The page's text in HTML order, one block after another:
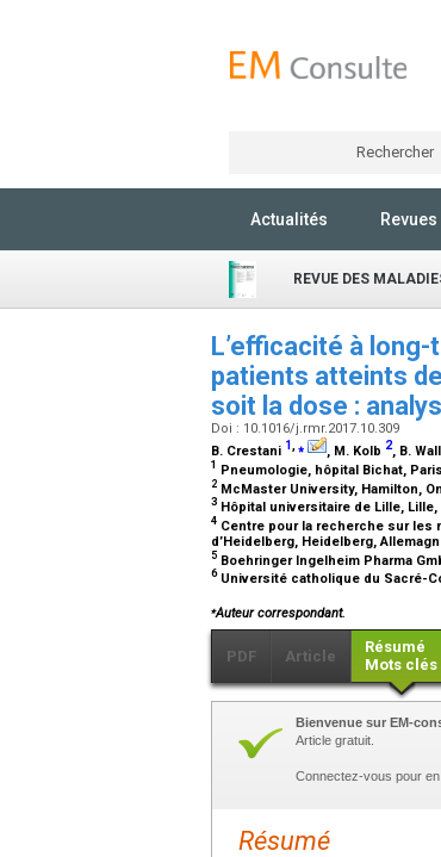
Rechercher
Actualités Revues
REVUE DES
L’efficacité à
patients atteints
soit la dose :
Doi : 10.1016/j.rmr.2017.10.309
B. Crestani 1,⁎ , M. Kolb 2, B.
1 Pneumologie, hôpital Bichat,
2 McMaster University, Hamilton,
3 Hôpital universitaire de Lille, Lille,
4 Centre pour la recherche sur
d’Heidelberg, Heidelberg,
5 Boehringer Ingelheim Pharma
6Université catholique du Sacré-
⁎Auteur correspondant.
PDF Article
Résumé
Mots clés
Bienvenue sur EM-
Article gratuit.
Connectez-vous pour
Résumé